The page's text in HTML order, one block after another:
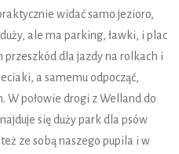
widać samo jezioro,
ale ma parking, ławki, i plac
przeszkód dla jazdy na rolkach i
a samemu odpocząć,
W połowie drogi z Welland do
się duży park dla psów
ze sobą naszego pupila i w